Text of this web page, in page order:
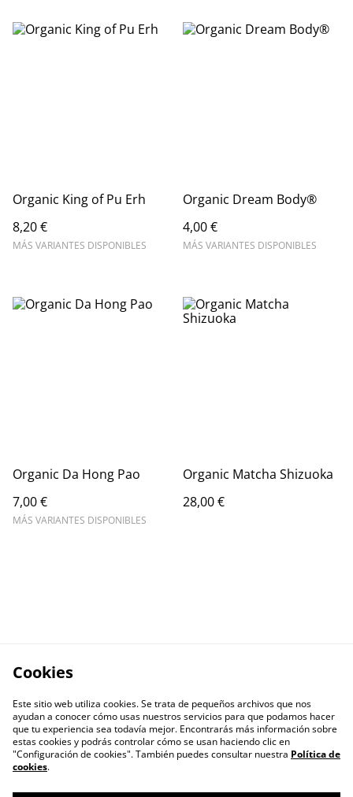
Organic King of Pu Erh
8,20 €
MÁS VARIANTES DISPONIBLES
Organic Dream Body®
4,00 €
MÁS VARIANTES DISPONIBLES
Organic Da Hong Pao
7,00 €
MÁS VARIANTES DISPONIBLES
Organic Matcha Shizuoka
28,00 €
Cookies
Este sitio web utiliza cookies. Se trata de pequeños archivos que nos
ayudan a conocer cómo usas nuestros servicios para que podamos hacer
que tu experiencia sea todavía mejor. Encontrarás más información sobre
estas cookies y podrás controlar cómo se usan haciendo clic en
"Configuración de cookies". También puedes consultar nuestra Política de
cookies.